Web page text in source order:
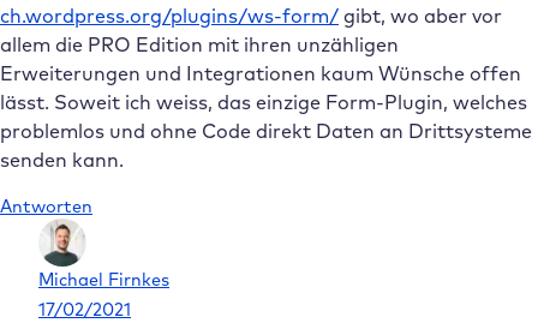
ch.wordpress.org/plugins/ws-form/ gibt, wo aber vor
allem die PRO Edition mit ihren unzähligen
Erweiterungen und Integrationen kaum Wünsche offen
lässt. Soweit ich weiss, das einzige Form-Plugin, welches
problemlos und ohne Code direkt Daten an Drittsysteme
senden kann.
Antworten
Michael Firnkes
17/02/2021